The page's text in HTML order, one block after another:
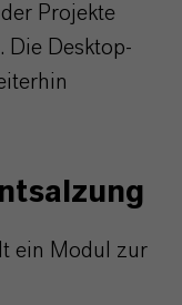
Projekte
Die Desktop-
ein Modul zur